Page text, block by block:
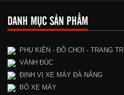
DANH MỤC SẢN PHẨM
PHỤ KIÊN - ĐỒ CHƠI - TRANG TRÍ
VÀNH ĐÚC
ĐỊNH VỊ XE MÁY ĐÀ NẴNG
BÔ XE MÁY